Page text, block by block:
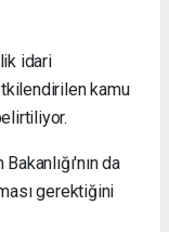
idari
kamu
da
gerektiğini